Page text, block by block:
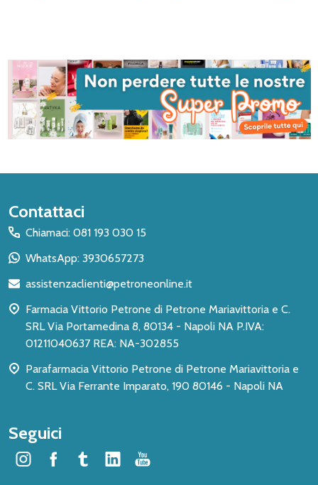
Inizio
del
piè
pagina
Contattaci
Chiamaci: 081 193 030 15
WhatsApp: 3930657273
assistenzaclienti@petroneonline.it
Farmacia Vittorio Petrone di Petrone Mariavittoria e C.
SRL Via Portamedina 8, 80134 - Napoli NA P.IVA:
01211040637 REA: NA-302855
Parafarmacia Vittorio Petrone di Petrone Mariavittoria e
C. SRL Via Ferrante Imparato, 190 80146 - Napoli NA
Seguici